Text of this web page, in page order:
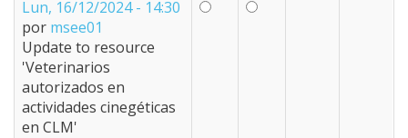
Lun, 16/12/2024 - 14:30
por msee01
Update to resource
'Veterinarios
autorizados en
actividades cinegéticas
en CLM'